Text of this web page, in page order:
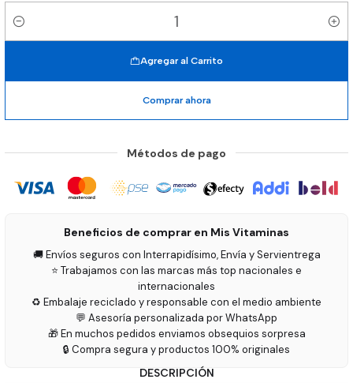
Cantidad
Agregar al Carrito
Comprar ahora
Métodos de pago
Beneficios de comprar en Mis Vitaminas
🚚 Envíos seguros con Interrapidísimo, Envía y Servientrega
⭐ Trabajamos con las marcas más top nacionales e
internacionales
♻️ Embalaje reciclado y responsable con el medio ambiente
💬 Asesoría personalizada por WhatsApp
🎁 En muchos pedidos enviamos obsequios sorpresa
🔒 Compra segura y productos 100% originales
DESCRIPCIÓN